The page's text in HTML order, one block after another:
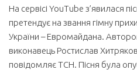
На сервісі YouTube з’явилася
претендує на звання гімну
України – Евромайдана.
виконавець Ростислав
повідомляє ТСН. Пісня була